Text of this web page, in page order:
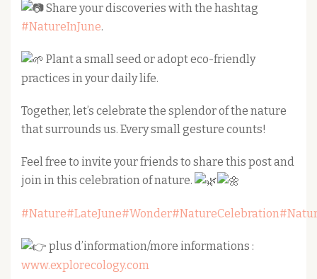
Share your discoveries with the hashtag
#NatureInJune.
Plant a small seed or adopt eco-friendly
practices in your daily life.
Together, let’s celebrate the splendor of the nature
that surrounds us. Every small gesture counts!
Feel free to invite your friends to share this post and
join in this celebration of nature.
#Nature#LateJune#Wonder#NatureCelebration
plus d’information/more informations :
www.explorecology.com